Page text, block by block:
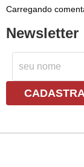
Carregando
Newsletter